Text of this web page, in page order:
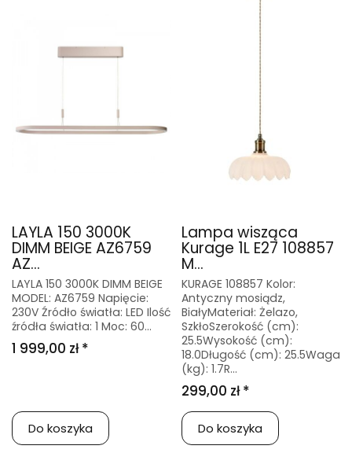
LAYLA 150 3000K
DIMM BEIGE AZ6759
AZ...
LAYLA 150 3000K DIMM BEIGE
MODEL: AZ6759 Napięcie:
230V Źródło światła: LED Ilość
źródła światła: 1 Moc: 60...
1 999,00 zł *
Do koszyka
Lampa wisząca
Kurage 1L E27 108857
M...
KURAGE 108857 Kolor:
Antyczny mosiądz,
BiałyMateriał: Żelazo,
SzkłoSzerokość (cm):
25.5Wysokość (cm):
18.0Długość (cm): 25.5Waga
(kg): 1.7R...
299,00 zł *
Do koszyka